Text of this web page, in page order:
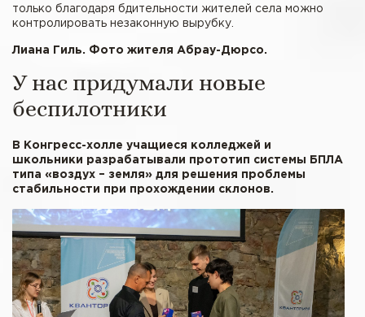
только благодаря бдительности жителей села можно
контролировать незаконную вырубку.
Лиана Гиль. Фото жителя Абрау-Дюрсо.
У нас придумали новые
беспилотники
В Конгресс-холле учащиеся колледжей и
школьники разрабатывали прототип системы БПЛА
типа «воздух – земля» для решения проблемы
стабильности при прохождении склонов.